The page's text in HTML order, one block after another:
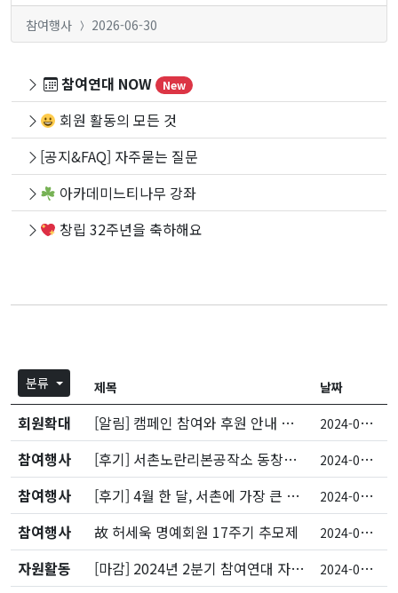
참여행사 2026-06-30
참여연대 NOW New
회원 활동의 모든 것
[공지&FAQ] 자주묻는 질문
아카데미느티나무 강좌
창립 32주년을 축하해요
분류 제목 날짜
회원확대 [알림] 캠페인 참여와 후원 안내 전화를 드립니다 2
024-04-23
참여행사
[후기] 서촌노란리본공작소 동창회 & 10주기 추모 다큐 상영회 2
024-04-16
참여행사
[후기] 4월 한 달, 서촌에 가장 큰 노란리본을 걸어둘게요 2
024-04-09
참여행사
故 허세욱 명예회원 17주기 추모제 2
024-03-26
자원활동
[마감] 2024년 2분기 참여연대 자원활동가를 찾습니다 2
024-03-26